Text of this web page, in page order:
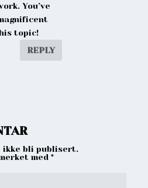
You’ve
topic!
REPLY
ikke bli publisert.
med*